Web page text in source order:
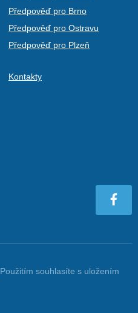
Předpověď pro Brno
Předpověď pro Ostravu
Předpověď pro Plzeň
Kontakty
Použitím souhlasíte s uložením